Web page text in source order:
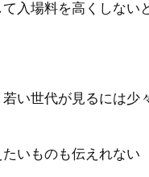
入場料を高くしない
い世代が見るには少
いものも伝えれない